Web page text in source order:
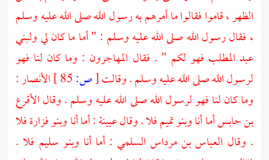
الظهر ، قاموا فقالوا ما أمرهم به رسول الله صلى الله عليه وسلم
، فقال رسول الله صلى الله عليه وسلم : " أما ما كان ليولبني
عبد المطلب فهو لكم " . فقال المهاجرون : وما كان لنا فهو
لرسول الله صلى الله عليه وسلم . وقالت[ص: الأنصار:
وما كان لنا فهو لرسول الله صلى الله عليه وسلم . وقالالأقرع
بن حابسأما أناوبنو تميمفلا . وقالعيينة: أما أناوبنو فزارةفلا
. وقال العباس بن مرداس السلمي : أما أنا وبنو سليم فلا .